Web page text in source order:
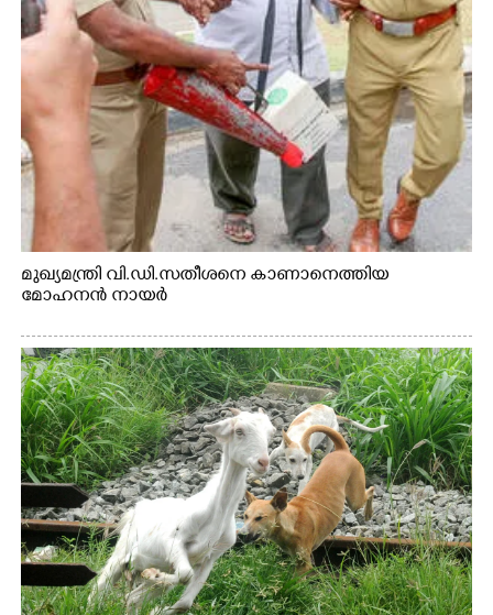
മുഖ്യമന്ത്രി വി.ഡി.സതീശനെ കാണാനെത്തിയ
മോഹനൻ നായർ
×
Share this link
Copy Link